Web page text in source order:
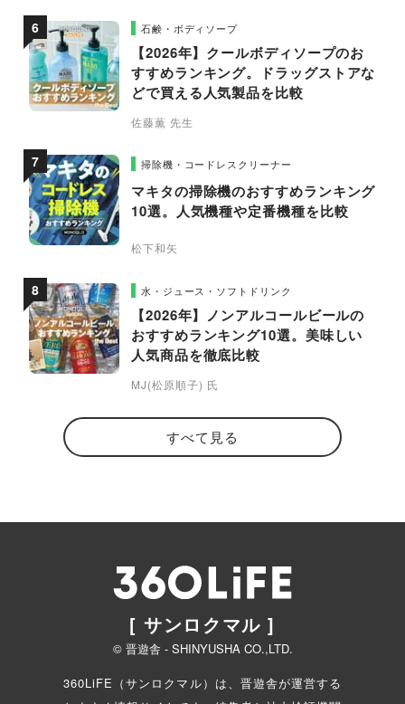
石鹸・ボディソープ
【2026年】クールボディソープのお
すすめランキング。ドラッグストアな
どで買える人気製品を比較
佐藤薫 先生
掃除機・コードレスクリーナー
マキタの掃除機のおすすめランキング
10選。人気機種や定番機種を比較
松下和矢
水・ジュース・ソフトドリンク
【2026年】ノンアルコールビールの
おすすめランキング10選。美味しい
人気商品を徹底比較
MJ(松原順子) 氏
すべて見る
[ サンロクマル ]
© 晋遊舎 - SHINYUSHA CO.,LTD.
360LiFE（サンロクマル）は、晋遊舎が運営する